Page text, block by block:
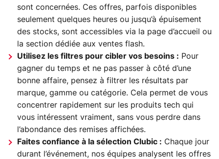
sont concernées. Ces offres, parfois disponibles
seulement quelques heures ou jusqu’à épuisement
des stocks, sont accessibles via la page d’accueil ou
la section dédiée aux ventes flash.
Utilisez les filtres pour cibler vos besoins : Pour
gagner du temps et ne pas passer à côté d’une
bonne affaire, pensez à filtrer les résultats par
marque, gamme ou catégorie. Cela permet de vous
concentrer rapidement sur les produits tech qui
vous intéressent vraiment, sans vous perdre dans
l’abondance des remises affichées.
Faites confiance à la sélection Clubic : Chaque jour
durant l’événement, nos équipes analysent les offres